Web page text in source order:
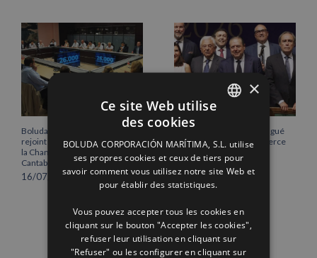
Boluda Corporación Marítima
rejoint l’Assemblée plénière de
la Chambre de commerce de
Cantabrie
16/07/2026
Vicente Boluda Fos distingué
par la Chambre de commerce
de Séville.
12/06/2026
ENGLISH
FRENCH
×
Ce site Web utilise
des cookies
BOLUDA CORPORACIÓN MARÍTIMA, S.L. utilise
ses propres cookies et ceux de tiers pour
savoir comment vous utilisez notre site Web et
pour établir des statistiques.
Vous pouvez accepter tous les cookies en
cliquant sur le bouton "Accepter les cookies",
refuser leur utilisation en cliquant sur
"Refuser" ou les configurer en cliquant sur